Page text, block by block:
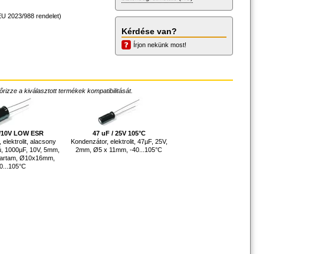
2023/988 rendelet)
Kérdése van?
Írjon nekünk most!
a kiválasztott termékek kompatibilitását.
LOW ESR
elektrolit, alacsony
1000µF, 10V, 5mm,
Ø10x16mm,
47 uF / 25V 105°C
Kondenzátor, elektrolit, 47µF, 25V,
2mm, Ø5 x 11mm, -40...105°C